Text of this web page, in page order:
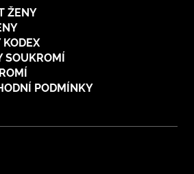
ŽENY
SOUKROMÍ
PODMÍNKY